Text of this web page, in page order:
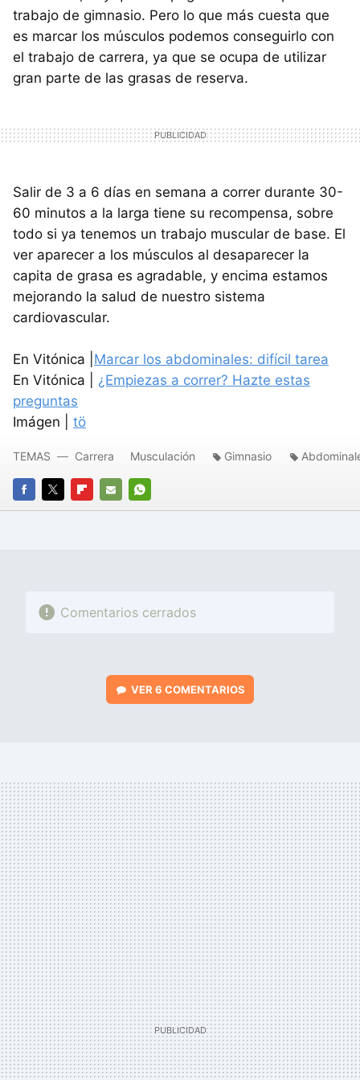
trabajo de gimnasio. Pero lo que más cuesta que
es marcar los músculos podemos conseguirlo con
el trabajo de carrera, ya que se ocupa de utilizar
gran parte de las grasas de reserva.
Salir de 3 a 6 días en semana a correr durante 30-
60 minutos a la larga tiene su recompensa, sobre
todo si ya tenemos un trabajo muscular de base. El
ver aparecer a los músculos al desaparecer la
capita de grasa es agradable, y encima estamos
mejorando la salud de nuestro sistema
cardiovascular.
En Vitónica | Marcar los abdominales: difícil tarea
En Vitónica | ¿Empiezas a correr? Hazte estas
preguntas
Imágen | tö
FACEBOOK
TWITTERFLIPBOARD
E-
WHATSAPP
TEMAS Carrera Musculación Gimnasio
Comentarios cerrados
VER 6 COMENTARIOS